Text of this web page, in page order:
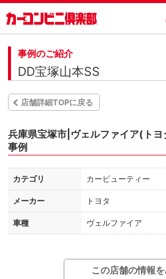
事例のご紹介
DD宝塚山本SS
店舗詳細TOPに戻る
兵庫県宝塚市|ヴェルファイア(ト
事例
カテゴリ カービューティー
メーカー トヨタ
車種 ヴェルファイア
この店舗の情報